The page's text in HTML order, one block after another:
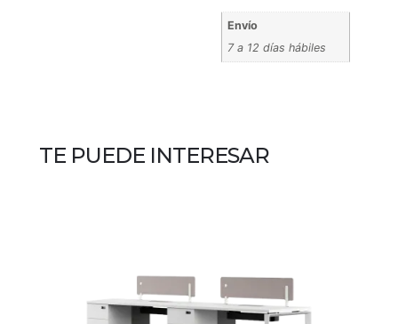
Envío
7 a 12 días hábiles
TE PUEDE INTERESAR